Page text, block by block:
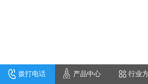
拨打电话 产品中心 行业